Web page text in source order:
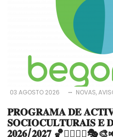
03 AGOSTO 2026 NOVAS
𝐏𝐑𝐎𝐆𝐑𝐀𝐌𝐀 𝐃𝐄
𝐒𝐎𝐂𝐈𝐎𝐂𝐔𝐋𝐓𝐔𝐑𝐀𝐈𝐒 𝐄
𝟐𝟎𝟐𝟔/𝟐𝟎𝟐𝟕